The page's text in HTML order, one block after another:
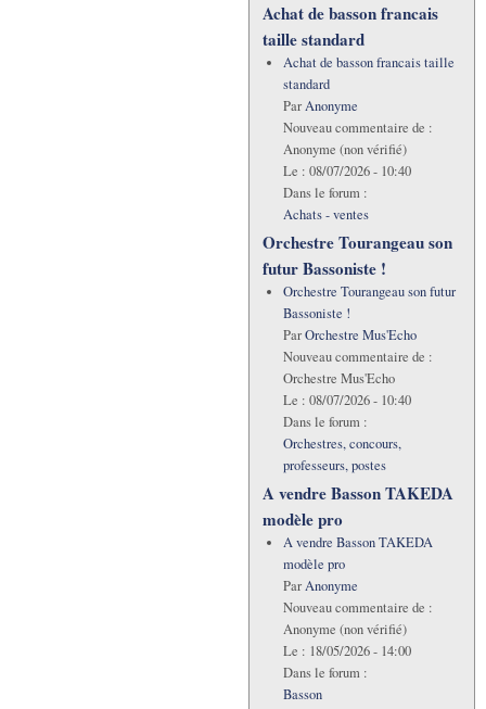
Achat de basson francais
taille standard
Achat de basson francais taille
standard
ParAnonyme
Nouveau commentaire de :
Anonyme (non vérifié)
Le : 08/07/2026 - 10:40
Dans le forum :
Achats - ventes
Orchestre Tourangeau son
futur Bassoniste !
Orchestre Tourangeau son futur
Bassoniste !
ParOrchestre Mus'Echo
Nouveau commentaire de :
Orchestre Mus'Echo
Le : 08/07/2026 - 10:40
Dans le forum :
Orchestres, concours,
professeurs, postes
A vendre Basson TAKEDA
modèle pro
A vendre Basson TAKEDA
modèle pro
ParAnonyme
Nouveau commentaire de :
Anonyme (non vérifié)
Le : 18/05/2026 - 14:00
Dans le forum :
Basson